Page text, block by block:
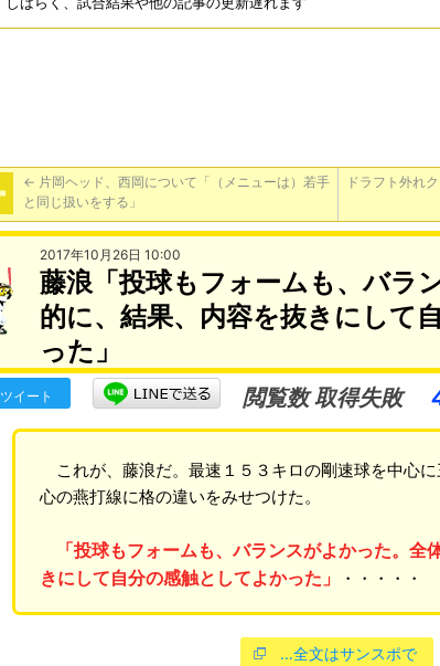
← 片岡ヘッド、西岡について「（メニューは）若手
と同じ扱いをする」
ドラフト外れ
2017年10月26日 10:00
藤浪「投球もフォームも、バラ
的に、結果、内容を抜きにして
った」
ツイート 閲覧数 取得失敗
これが、藤浪だ。最速１５３キロの剛速球を中心
心の燕打線に格の違いをみせつけた。
「投球もフォームも、バランスがよかった。全
きにして自分の感触としてよかった」
・・・・・
…全文はサンスポで